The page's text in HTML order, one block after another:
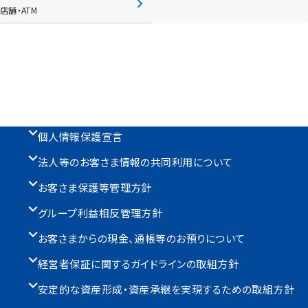
店舗・ATM
個人情報保護宣言
法人等のお客さま情報の共同利用について
お客さま保護等管理方針
グループ利益相反管理方針
お客さまからの現金、通帳等のお預りについて
経営者保証に関するガイドラインの取組方針
安定的な資産形成・資産承継を実現するための取組方針